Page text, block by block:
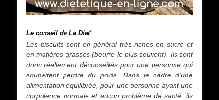
Le conseil de La Diet'
Les biscuits sont en général très riches en sucre et
en matières grasses (beurre le plus souvent). Ils sont
donc réellement déconseillés pour une personne qui
souhaitent perdre du poids. Dans le cadre d'une
alimentation équilibrée, pour une personne ayant une
corpulence normale et aucun problème de santé, ils